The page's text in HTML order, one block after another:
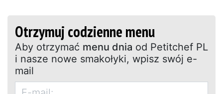
Otrzymuj codzienne menu
Aby otrzymać menu dnia od Petitchef PL
i nasze nowe smakołyki, wpisz swój e-
mail